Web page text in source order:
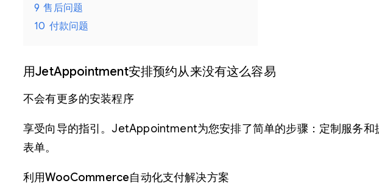
预
9 售后问题
10 付款问题
用JetAppointment安排预约从来没有这么容易
不会有更多的安装程序
享受向导的指引。JetAppointment为您安排了简单的步骤：定制服务
表单。
利用WooCommerce自动化支付解决方案